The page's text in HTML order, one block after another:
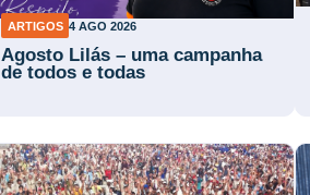
ARTIGOS 4 AGO 2026
Agosto Lilás – uma campanha
de todos e todas